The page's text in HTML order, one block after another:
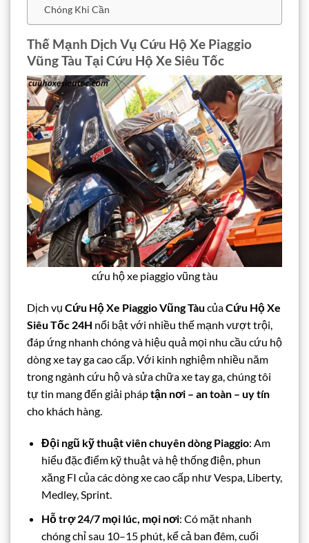
Chóng Khi Cần
Thế Mạnh Dịch Vụ Cứu Hộ Xe Piaggio
Vũng Tàu Tại Cứu Hộ Xe Siêu Tốc
cứu hộ xe piaggio vũng tàu
Dịch vụ Cứu Hộ Xe Piaggio Vũng Tàu củaCứu Hộ Xe
Siêu Tốc 24H nổi bật với nhiều thế mạnh vượt trội,
đáp ứng nhanh chóng và hiệu quả mọi nhu cầu cứu hộ
dòng xe tay ga cao cấp. Với kinh nghiệm nhiều năm
trong ngành cứu hộ và sửa chữa xe tay ga, chúng tôi
tự tin mang đến giải pháptận nơi – an toàn – uy tín
cho khách hàng.
Đội ngũ kỹ thuật viên chuyên dòng Piaggio: Am
hiểu đặc điểm kỹ thuật và hệ thống điện, phun
xăng FI của các dòng xe cao cấp như Vespa, Liberty,
Medley, Sprint.
Hỗ trợ 24/7 mọi lúc, mọi nơi: Có mặt nhanh
chóng chỉ sau 10–15 phút, kể cả ban đêm, cuối